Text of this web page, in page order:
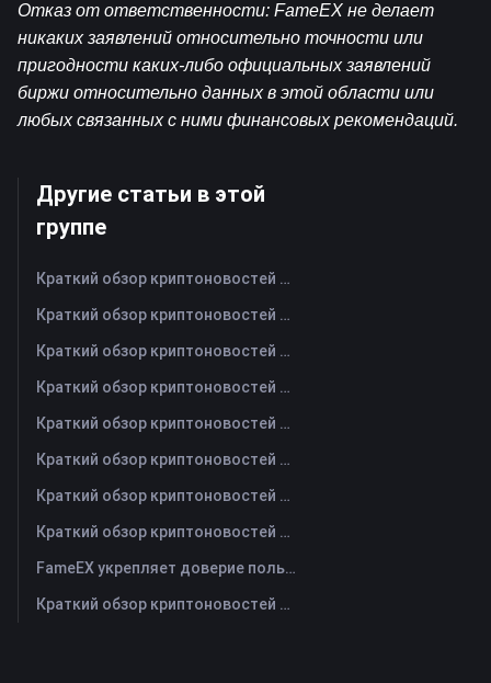
Отказ от ответственности: FameEX не делает
никаких заявлений относительно точности или
пригодности каких-либо официальных заявлений
биржи относительно данных в этой области или
любых связанных с ними финансовых рекомендаций.
Другие статьи в этой
группе
Краткий обзор криптоновостей FameEX за сегодня | 7 августа 2026 г
Краткий обзор криптоновостей FameEX за сегодня | 6 августа 2026 г
Краткий обзор криптоновостей FameEX за сегодня | 5 августа 2026 г
Краткий обзор криптоновостей FameEX за сегодня | 4 августа 2026 г
Краткий обзор криптоновостей FameEX за сегодня | 3 августа 2026 г
Краткий обзор криптоновостей FameEX за сегодня | 31 июля 2026 г
Краткий обзор криптоновостей FameEX за сегодня | 30 июля 2026 г
Краткий обзор криптоновостей FameEX за сегодня | 29 июля 2026 г
FameEX укрепляет доверие пользователей благодаря восьми годам стабильной работы и глобальному росту
Краткий обзор криптоновостей FameEX за сегодня | 28 июля 2026 г